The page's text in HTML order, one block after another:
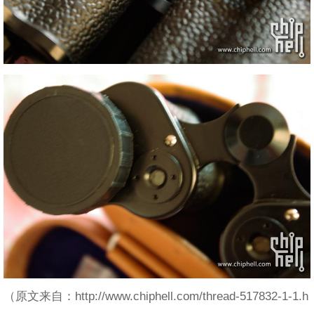
（原文来自：http://www.chiphell.com/thread-517832-1-1.h